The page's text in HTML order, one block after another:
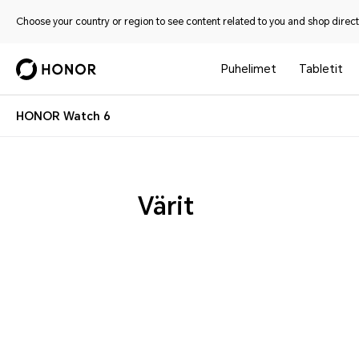
Choose your country or region to see content related to you and shop
Puhelimet Tabletit
HONOR Watch 6
Värit